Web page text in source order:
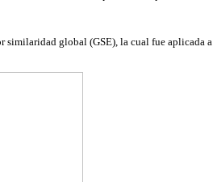
similaridad global (GSE), la cual fue aplicada a